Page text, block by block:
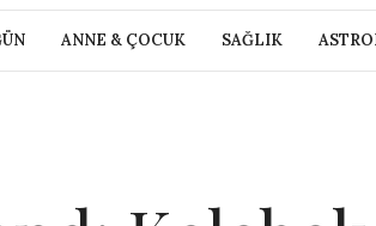
ANNE & ÇOCUK SAĞLIK